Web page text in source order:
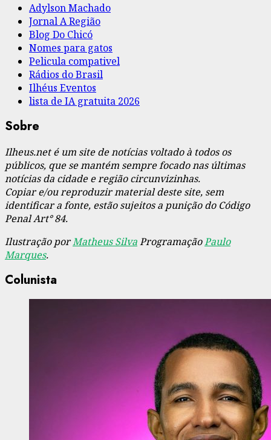
Adylson Machado
Jornal A Região
Blog Do Chicó
Nomes para gatos
Pelicula compativel
Rádios do Brasil
Ilhéus Eventos
lista de IA gratuita 2026
Sobre
Ilheus.net é um site de notícias voltado à todos os
públicos, que se mantém sempre focado nas últimas
notícias da cidade e região circunvizinhas.
Copiar e/ou reproduzir material deste site, sem
identificar a fonte, estão sujeitos a punição do Código
Penal Art° 84.
Ilustração porMatheus SilvaProgramaçãoPaulo
Marques.
Colunista